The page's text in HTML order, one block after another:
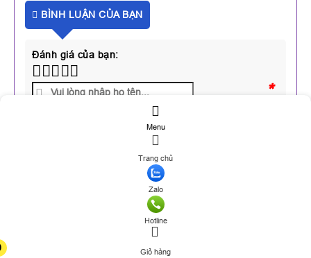
BÌNH LUẬN CỦA BẠN
Đánh giá của bạn:
*
Menu
Trang chủ
Zalo
Hotline
Giỏ hàng